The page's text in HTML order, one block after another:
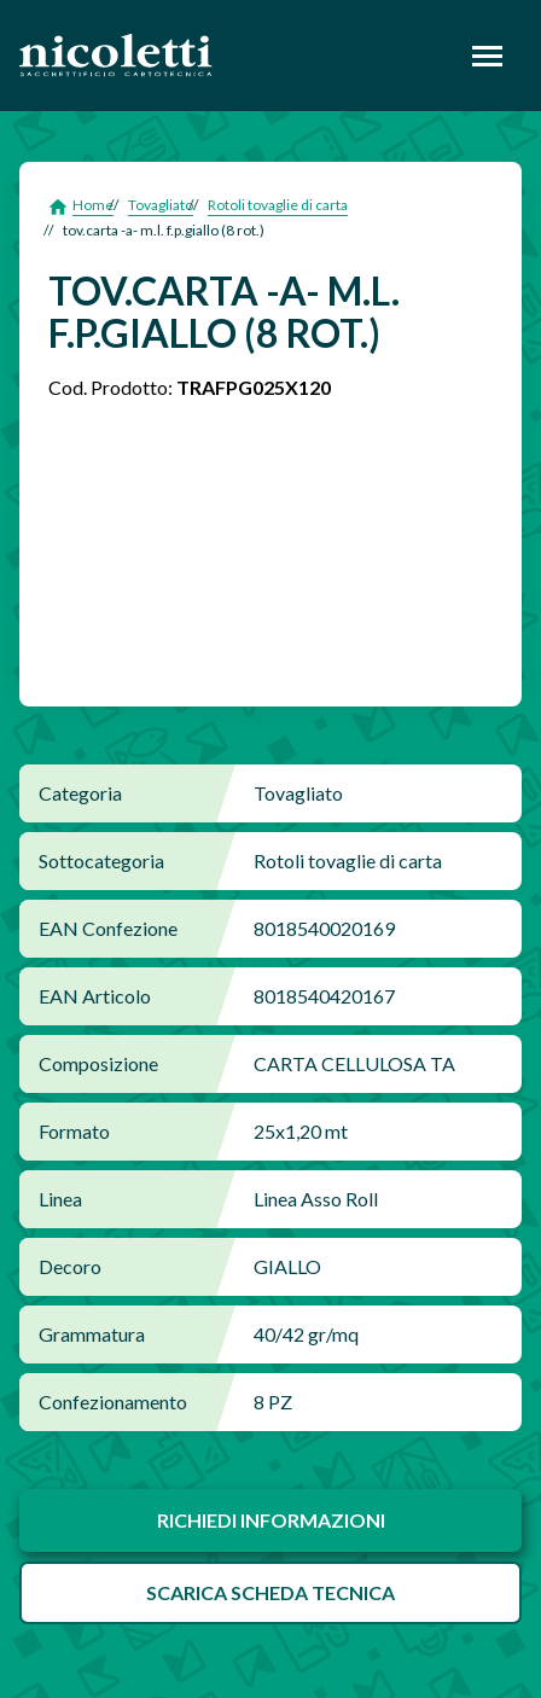
footer
Home Tovagliato
Rotoli tovaglie di carta
tov.carta -a- m.l. f.p.giallo (8 rot.)
TOV.CARTA -A- M.L.
F.P.GIALLO (8 ROT.)
Cod. Prodotto: TRAFPG025X120
Categoria Tovagliato
Sottocategoria Rotoli tovaglie di carta
EAN Confezione 8018540020169
EAN Articolo 8018540420167
Composizione CARTA CELLULOSA TA
Formato 25x1,20 mt
Linea Linea Asso Roll
Decoro GIALLO
Grammatura 40/42 gr/mq
Confezionamento 8 PZ
RICHIEDI INFORMAZIONI
SCARICA SCHEDA TECNICA